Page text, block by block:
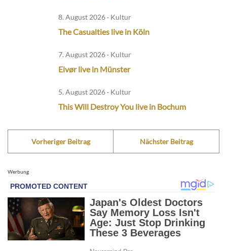
8. August 2026 · Kultur
The Casualties live in Köln
7. August 2026 · Kultur
Eivør live in Münster
5. August 2026 · Kultur
This Will Destroy You live in Bochum
Vorheriger Beitrag Nächster Beitrag
Werbung